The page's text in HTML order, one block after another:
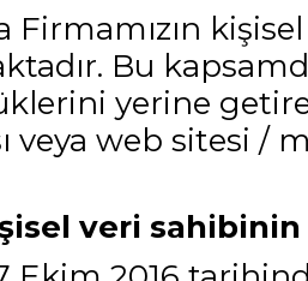
Firmamızın
Bu
yerine
veya web sitesi /
veri sahibinin